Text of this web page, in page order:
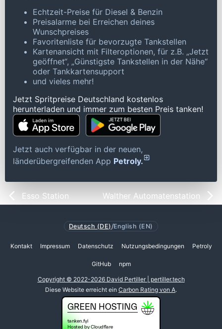
Echtzeit-Preise für Diesel & Benzin
Preisalarme bei Erreichen deines
Wunschpreises
Favoritenliste für bevorzugte Tankstellen
Kartenansicht mit Filteroptionen, für z.B. „Jetzt
geöffnet“, „Günstigste Tankstellen in der Nähe“
oder Tankkartensupport
und vieles mehr!
Jetzt Spritpreise Deutschland kostenlos
herunterladen und immer zum besten Preis tanken!
Jetzt auch verfügbar in der neuen,
länderübergreifenden App Petroly.
Esso Station Walther Automatenstation
Deutsch (DE) /English (EN)
Kontakt Impressum Datenschutz Nutzungsbedingungen Petroly
GitHub npm
Copyright © 2022-2026 David Pertiller | pertiller.tech
Diese Website erreicht ein Carbon Rating von A.